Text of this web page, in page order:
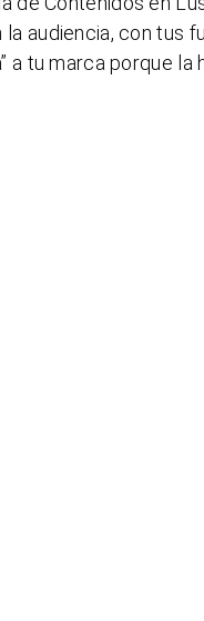
audiencia, con tus
a tu marca porque la